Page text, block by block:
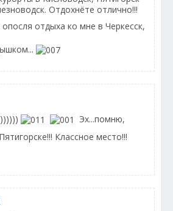
Отдохнёте отлично!!!
отдыха ко мне в Черкесск,
Эх...помню,
Классное место!!!